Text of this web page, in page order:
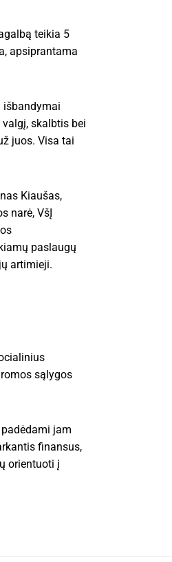
teikia 5
apsiprantama
išbandymai
skalbtis bei
juos. Visa tai
Kiaušas,
narė, VšĮ
paslaugų
artimieji.
sąlygos
jam
finansus,
orientuoti į